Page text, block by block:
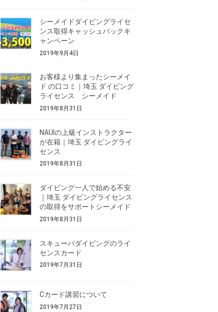
シーメイドダイビングライセ
ンス取得キャッシュバックキ
ャンペーン
2019年9月4日
お客様より集まったシーメイ
ド の口コミ｜埼玉 ダイビング
ライセンス シーメイド
2019年8月31日
NAUIの上級インストラクター
が在籍｜埼玉 ダイビングライ
センス
2019年8月31日
ダイビング一人で始める不安
｜埼玉 ダイビングライセンス
の取得をサポートシーメイド
2019年8月31日
スキューバダイビングのライ
センスカード
2019年7月31日
Cカード講習について
2019年7月27日